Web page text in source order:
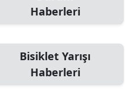
Haberleri
Bisiklet Yarışı
Haberleri